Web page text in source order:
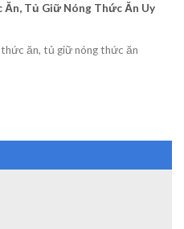
Tủ Giữ Nóng Thức Ăn Uy
ăn, tủ giữ nóng thức ăn